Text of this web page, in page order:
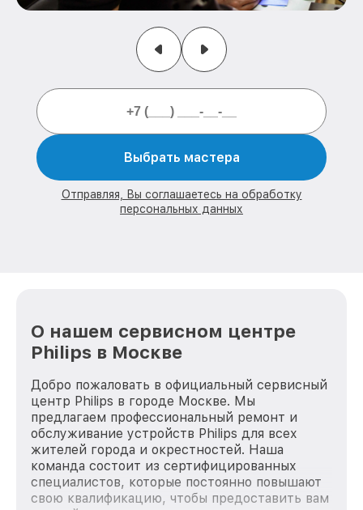
Выбрать мастера
Отправляя, Вы соглашаетесь на обработку
персональных данных
О нашем сервисном центре
Philips в Москве
Добро пожаловать в официальный сервисный
центр Philips в городе Москве. Мы
предлагаем профессиональный ремонт и
обслуживание устройств Philips для всех
жителей города и окрестностей. Наша
команда состоит из сертифицированных
специалистов, которые постоянно повышают
свою квалификацию, чтобы предоставить вам